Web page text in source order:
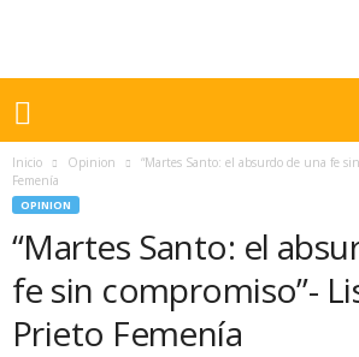
Inicio Opinion
“Martes Santo: el absurdo de una fe
Femenía
OPINION
“Martes Santo: el
fe sin compromiso”-
Prieto Femenía